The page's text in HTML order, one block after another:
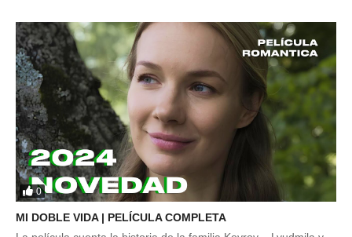
0
MI DOBLE VIDA | PELÍCULA COMPLETA